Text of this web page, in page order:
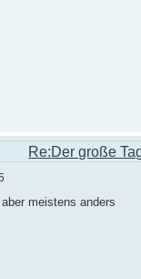
Re:Der große
meistens anders